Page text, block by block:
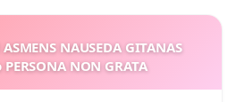
NAUSEDA GITANAS
NON GRATA